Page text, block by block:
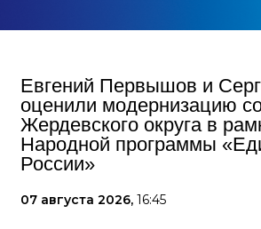
Евгений Первышов и
оценили модернизацию
Жердевского округа в
Народной программы
России»
07 августа 2026, 16:45